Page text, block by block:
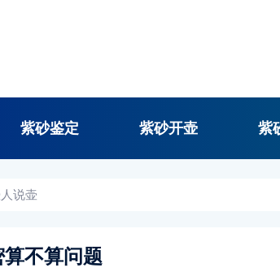
紫砂鉴定 紫砂开壶 紫
说壶
不算问题